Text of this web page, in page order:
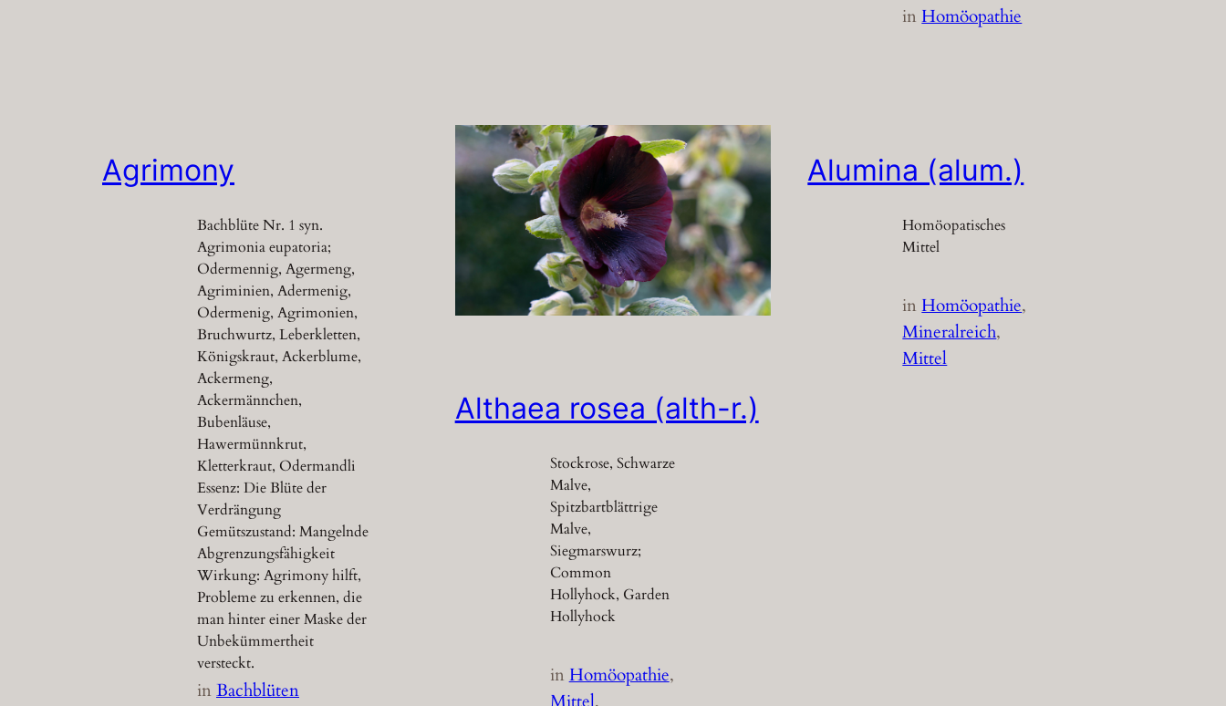
inHomöopathie
Agrimony
Bachblüte Nr. 1 syn.
Agrimonia eupatoria;
Odermennig, Agermeng,
Agriminien, Adermenig,
Odermenig, Agrimonien,
Bruchwurtz, Leberkletten,
Königskraut, Ackerblume,
Ackermeng,
Ackermännchen,
Bubenläuse,
Hawermünnkrut,
Kletterkraut, Odermandli
Essenz: Die Blüte der
Verdrängung
Gemütszustand: Mangelnde
Abgrenzungsfähigkeit
Wirkung: Agrimony hilft,
Probleme zu erkennen, die
man hinter einer Maske der
Unbekümmertheit
versteckt.
inBachblüten
Althaea rosea (alth-r.)
Stockrose, Schwarze
Malve,
Spitzbartblättrige
Malve,
Siegmarswurz;
Common
Hollyhock, Garden
Hollyhock
inHomöopathie
Alumina (alum.)
Homöopatisches
Mittel
inHomöopathie
Mineralreich
Mittel